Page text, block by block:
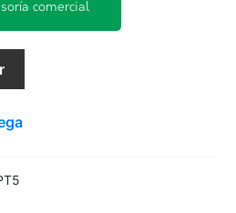
comercial